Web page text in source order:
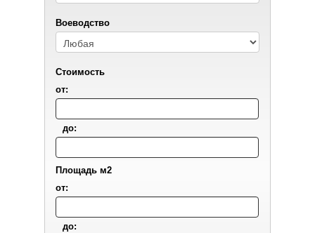
Воеводствo
Стоимость
от:
до:
Площадь м2
от:
до: